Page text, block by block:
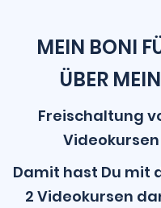
MEIN BONI
ÜBER
Freischaltung
Damit hast Du mit
2 Videokursen